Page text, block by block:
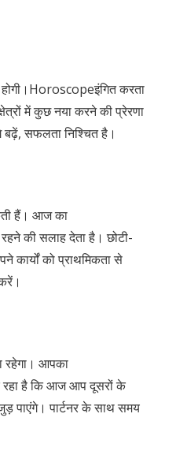
करता
में कुछ नया करने की प्रेरणा
सफलता निश्चित है।
हैं। आज का
की सलाह देता है। छोटी-
कार्यों को प्राथमिकता से
रहेगा। आपका
है कि आज आप दूसरों के
पाएंगे। पार्टनर के साथ समय